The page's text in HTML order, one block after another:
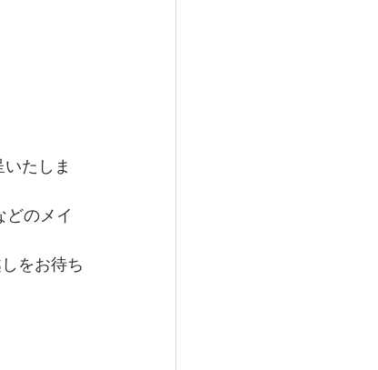
たしま
どのメイ
をお待ち